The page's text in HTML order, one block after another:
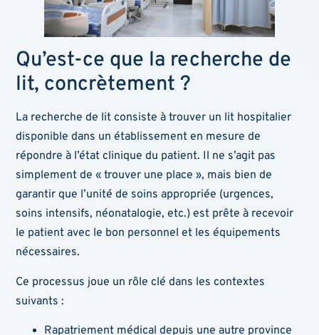
Qu’est-ce que la recherche de
lit, concrètement ?
La recherche de lit consiste à trouver un lit hospitalier
disponible dans un établissement en mesure de
répondre à l’état clinique du patient. Il ne s’agit pas
simplement de « trouver une place », mais bien de
garantir que l’unité de soins appropriée (urgences,
soins intensifs, néonatalogie, etc.) est prête à recevoir
le patient avec le bon personnel et les équipements
nécessaires.
Ce processus joue un rôle clé dans les contextes
suivants :
Rapatriement médical depuis une autre province